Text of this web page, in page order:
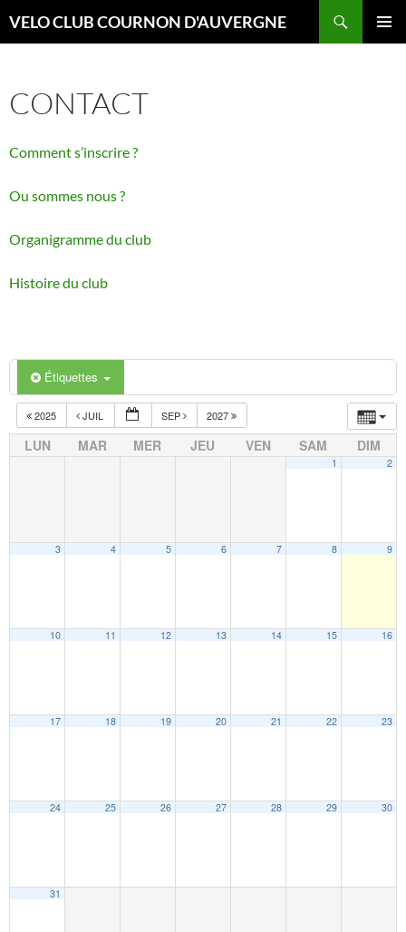
auVELO CLUB COURNON D'AUVERGNE
CONTACT
Comment s’inscrire ?
Ou sommes nous ?
Organigramme du club
Histoire du club
Étiquettes
2025 JUIL SEP 2027
LUN MAR MER JEU VEN SAM DIM
1 2
3 4 5 6 7 8 9
10 11 12 13 14 15 16
17 18 19 20 21 22 23
24 25 26 27 28 29 30
31